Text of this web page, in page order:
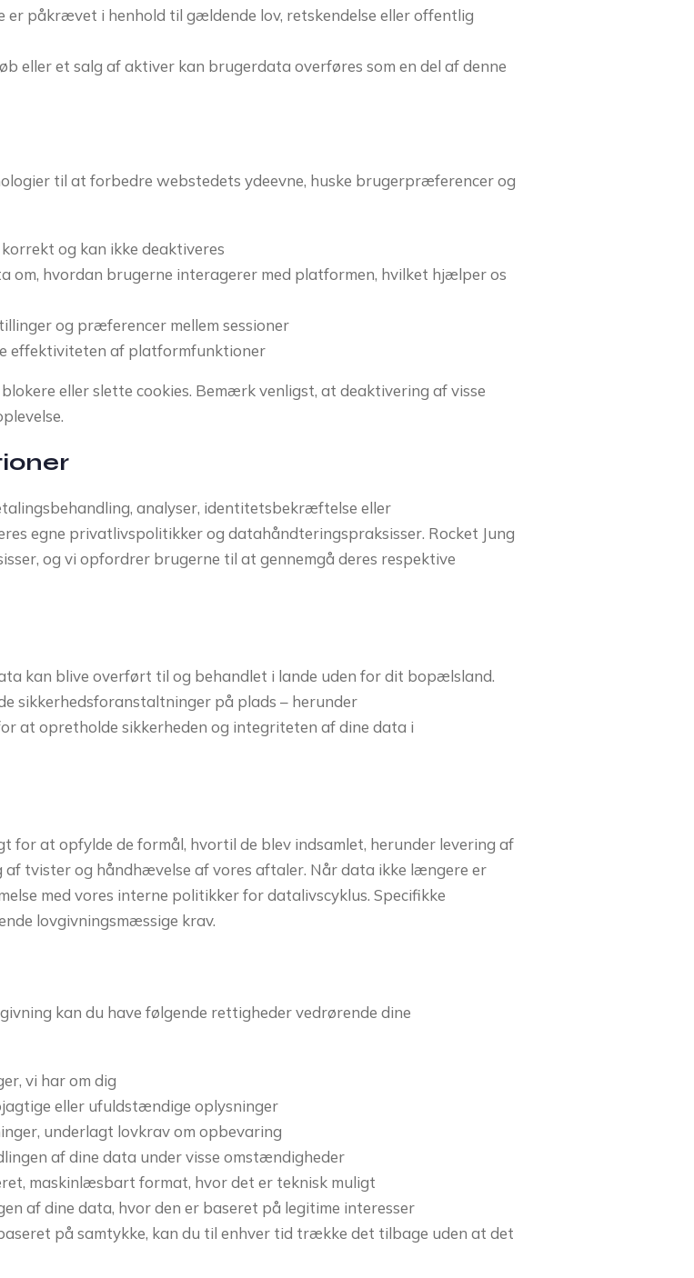
er påkrævet i henhold til gældende lov, retskendelse eller offentlig
eller et salg af aktiver kan brugerdata overføres som en del af denne
til at forbedre webstedets ydeevne, huske brugerpræferencer og
og kan ikke deaktiveres
om, hvordan brugerne interagerer med platformen, hvilket hjælper os
og præferencer mellem sessioner
effektiviteten af platformfunktioner
eller slette cookies. Bemærk venligst, at deaktivering af visse
analyser, identitetsbekræftelse eller
egne privatlivspolitikker og datahåndteringspraksisser. Rocket Jung
og vi opfordrer brugerne til at gennemgå deres respektive
kan blive overført til og behandlet i lande uden for dit bopælsland.
sikkerhedsforanstaltninger på plads – herunder
at opretholde sikkerheden og integriteten af dine data i
at opfylde de formål, hvortil de blev indsamlet, herunder levering af
tvister og håndhævelse af vores aftaler. Når data ikke længere er
med vores interne politikker for datalivscyklus. Specifikke
lovgivningsmæssige krav.
kan du have følgende rettigheder vedrørende dine
vi har om dig
eller ufuldstændige oplysninger
underlagt lovkrav om opbevaring
af dine data under visse omstændigheder
maskinlæsbart format, hvor det er teknisk muligt
af dine data, hvor den er baseret på legitime interesser
på samtykke, kan du til enhver tid trække det tilbage uden at det